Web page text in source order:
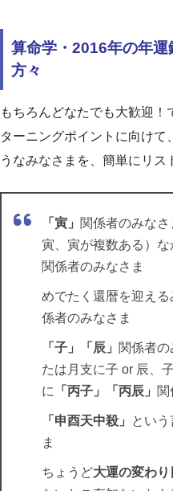
算命学・2016年の年
方々
もちろんどなたでも大歓迎
ターニングポイントに向け
うなみなさまを、簡単にリス
「寅」 関係者のみなさ
寅、寅が複数ある）な
関係者のみなさま
めでたく還暦を迎え
係者のみなさま
「子」「辰」 関係者の
たは月支に子 or 辰、
に
「丙子」「丙辰」 関
「申酉天中殺」
とい
ま
ちょうど大運の変わり